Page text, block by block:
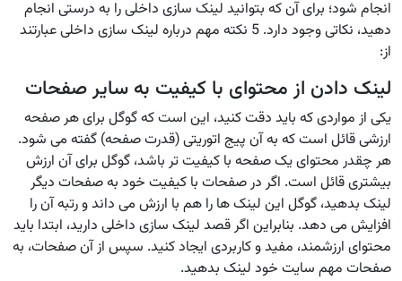
انجام شود؛ برای آن که بتوانید لینک سازی داخلی را به درستی انجام
دهید، نکاتی وجود دارد. 5 نکته مهم درباره لینک سازی داخلی عبارتند
از:
لینک دادن از محتوای با کیفیت به سایر صفحات
یکی از مواردی که باید دقت کنید، این است که گوگل برای هر صفحه
ارزشی قائل است که به آن پیج اتوریتی (قدرت صفحه) گفته می شود.
هر چقدر محتوای یک صفحه با کیفیت تر باشد، گوگل برای آن ارزش
بیشتری قائل است. اگر در صفحات با کیفیت خود به صفحات دیگر
لینک بدهید، گوگل این لینک ها را هم با ارزش می داند و رتبه آن را
افزایش می دهد. بنابراین اگر قصد لینک سازی داخلی دارید، ابتدا باید
محتوای ارزشمند، مفید و کاربردی ایجاد کنید. سپس از آن صفحات، به
صفحات مهم سایت خود لینک بدهید.